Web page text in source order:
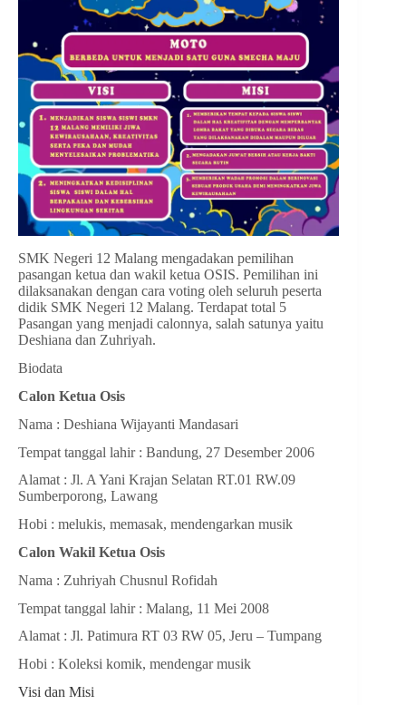
SMK Negeri 12 Malang mengadakan pemilihan
pasangan ketua dan wakil ketua OSIS. Pemilihan ini
dilaksanakan dengan cara voting oleh seluruh peserta
didik SMK Negeri 12 Malang. Terdapat total 5
Pasangan yang menjadi calonnya, salah satunya yaitu
Deshiana dan Zuhriyah.
Biodata
Calon Ketua Osis
Nama : Deshiana Wijayanti Mandasari
Tempat tanggal lahir : Bandung, 27 Desember 2006
Alamat : Jl. A Yani Krajan Selatan RT.01 RW.09
Sumberporong, Lawang
Hobi : melukis, memasak, mendengarkan musik
Calon Wakil Ketua Osis
Nama : Zuhriyah Chusnul Rofidah
Tempat tanggal lahir : Malang, 11 Mei 2008
Alamat : Jl. Patimura RT 03 RW 05, Jeru – Tumpang
Hobi : Koleksi komik, mendengar musik
Visi dan Misi